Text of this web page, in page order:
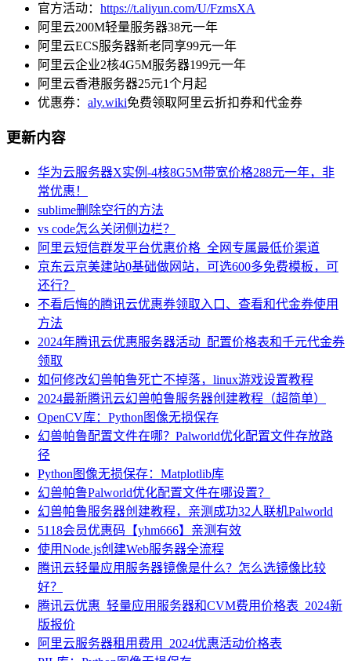
官方活动： https://t.aliyun.com/U/FzmsXA
阿里云200M轻量服务器38元一年
阿里云ECS服务器新老同享99元一年
阿里云企业2核4G5M服务器199元一年
阿里云香港服务器25元1个月起
优惠券： aly.wiki免费领取阿里云折扣券和代金券
更新内容
华为云服务器X实例-4核8G5M带宽价格288元一年，非
常优惠！
sublime删除空行的方法
vs code怎么关闭侧边栏？
阿里云短信群发平台优惠价格_全网专属最低价渠道
京东云京美建站0基础做网站，可选600多免费模板，可
还行？
不看后悔的腾讯云优惠券领取入口、查看和代金券使用
方法
2024年腾讯云优惠服务器活动_配置价格表和千元代金券
领取
如何修改幻兽帕鲁死亡不掉落，linux游戏设置教程
2024最新腾讯云幻兽帕鲁服务器创建教程（超简单）
OpenCV库：Python图像无损保存
幻兽帕鲁配置文件在哪？Palworld优化配置文件存放路
径
Python图像无损保存：Matplotlib库
幻兽帕鲁Palworld优化配置文件在哪设置？
幻兽帕鲁服务器创建教程，亲测成功32人联机Palworld
5118会员优惠码【yhm666】亲测有效
使用Node.js创建Web服务器全流程
腾讯云轻量应用服务器镜像是什么？怎么选镜像比较
好？
腾讯云优惠_轻量应用服务器和CVM费用价格表_2024新
版报价
阿里云服务器租用费用_2024优惠活动价格表